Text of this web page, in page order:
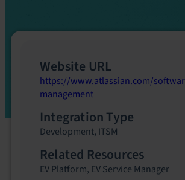
Website URL
https://www.atlassian.com/
management
Integration Type
Development, ITSM
Related Resources
EV Platform, EV Service Manager